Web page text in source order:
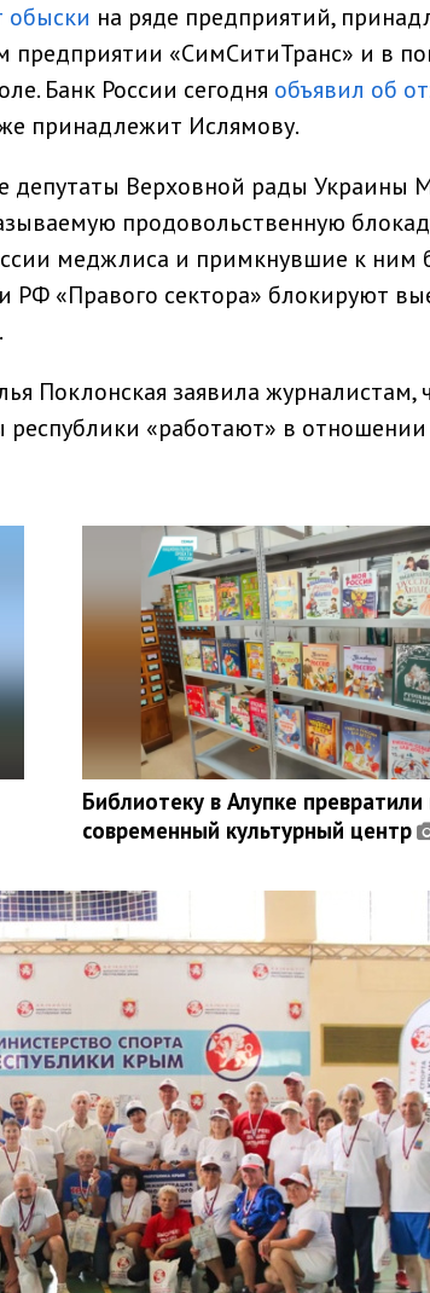
обыски на ряде предприятий,
предприятии «СимСитиТранс» и в
Банк России сегодня объявил об
принадлежит Ислямову.
депутаты Верховной рады Украины
продовольственную
меджлиса и примкнувшие к ним
РФ «Правого сектора» блокируют
Поклонская заявила журналистам,
«работают» в отношении
Библиотеку в Алупке превратили
современный культурный центр